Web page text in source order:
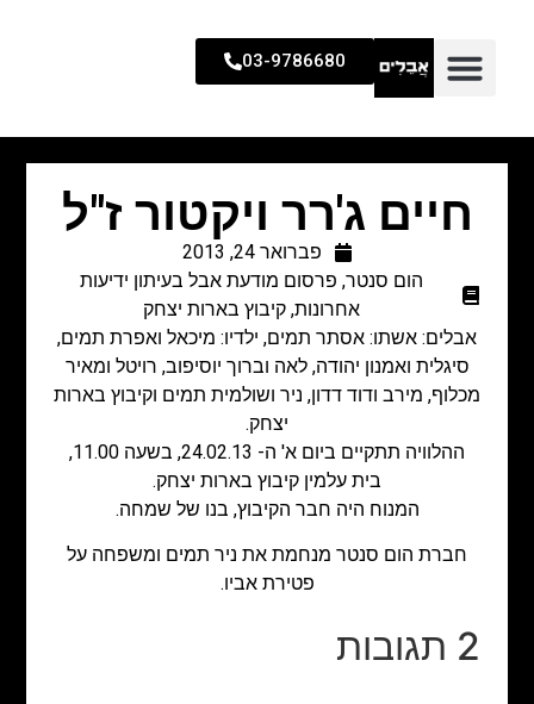
03-9786680
חיים ג'רר ויקטור ז"ל
פברואר 24, 2013
הום סנטר, פרסום מודעת אבל בעיתון ידיעות
אחרונות, קיבוץ בארות יצחק
אבלים: אשתו: אסתר תמים, ילדיו: מיכאל ואפרת תמים,
סיגלית ואמנון יהודה, לאה וברוך יוסיפוב, רויטל ומאיר
מכלוף, מירב ודוד דדון, ניר ושולמית תמים וקיבוץ בארות
יצחק.
ההלוויה תתקיים ביום א' ה- 24.02.13, בשעה 11.00,
בית עלמין קיבוץ בארות יצחק.
המנוח היה חבר הקיבוץ, בנו של שמחה.
חברת הום סנטר מנחמת את ניר תמים ומשפחה על
פטירת אביו.
2 תגובות